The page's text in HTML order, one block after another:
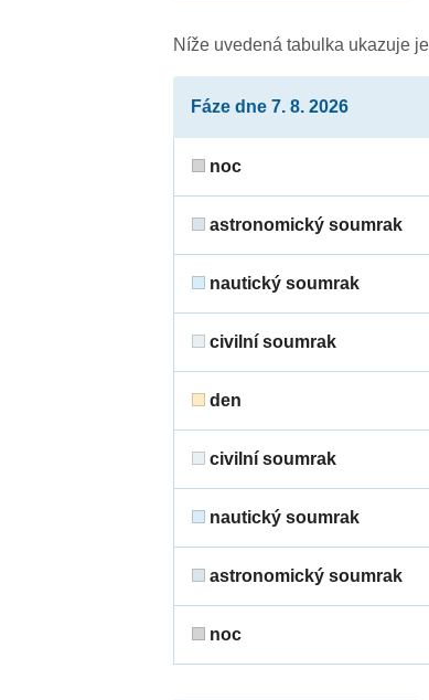
Níže uvedená tabulka ukazuje
Fáze dne 7. 8. 2026
noc
astronomický soumrak
nautický soumrak
civilní soumrak
den
civilní soumrak
nautický soumrak
astronomický soumrak
noc